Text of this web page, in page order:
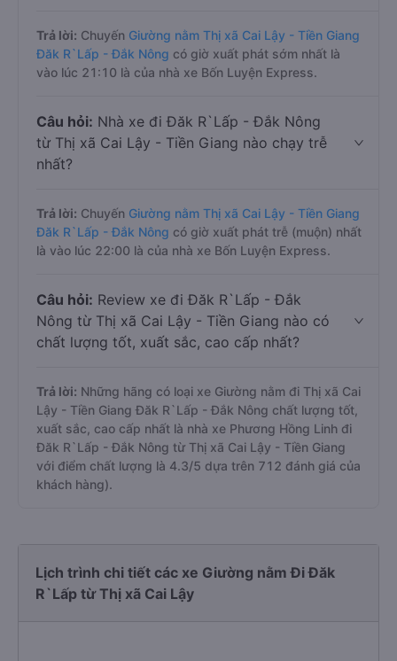
Trả lời: Chuyến Giường nằm Thị xã Cai Lậy - Tiền Giang
Đăk R`Lấp - Đắk Nông có giờ xuất phát sớm nhất là
vào lúc 21:10 là của nhà xe Bốn Luyện Express.
Câu hỏi: Nhà xe đi Đăk R`Lấp - Đắk Nông
từ Thị xã Cai Lậy - Tiền Giang nào chạy trễ
nhất?
Trả lời: Chuyến Giường nằm Thị xã Cai Lậy - Tiền Giang
Đăk R`Lấp - Đắk Nông có giờ xuất phát trễ (muộn) nhất
là vào lúc 22:00 là của nhà xe Bốn Luyện Express.
Câu hỏi: Review xe đi Đăk R`Lấp - Đắk
Nông từ Thị xã Cai Lậy - Tiền Giang nào có
chất lượng tốt, xuất sắc, cao cấp nhất?
Trả lời: Những hãng có loại xe Giường nằm đi Thị xã Cai
Lậy - Tiền Giang Đăk R`Lấp - Đắk Nông chất lượng tốt,
xuất sắc, cao cấp nhất là nhà xe Phương Hồng Linh đi
Đăk R`Lấp - Đắk Nông từ Thị xã Cai Lậy - Tiền Giang
với điểm chất lượng là 4.3/5 dựa trên 712 đánh giá của
khách hàng).
Lịch trình chi tiết các xe Giường nằm Đi Đăk
R`Lấp từ Thị xã Cai Lậy